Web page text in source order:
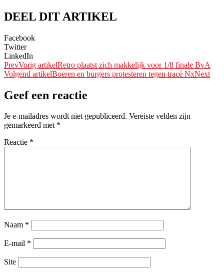
DEEL DIT ARTIKEL
Facebook
Twitter
LinkedIn
PrevVorig artikelRetro plaatst zich makkelijk voor 1/8 finale BvA
Volgend artikelBoeren en burgers protesteren tegen tracé NxNext
Geef een reactie
Je e-mailadres wordt niet gepubliceerd. Vereiste velden zijn
gemarkeerd met *
Reactie *
Naam *
E-mail *
Site